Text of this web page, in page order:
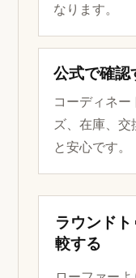
なります。
公式で確認
コーディネー
ズ、在庫、交
と安心です。
ラウンド
較する